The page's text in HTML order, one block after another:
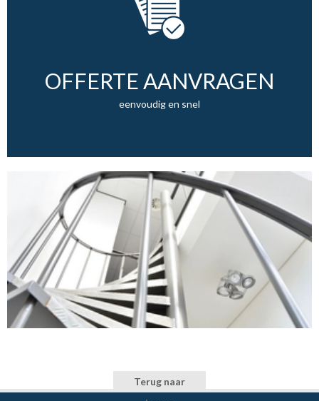
OFFERTE AANVRAGEN
eenvoudig en snel
Terug naar